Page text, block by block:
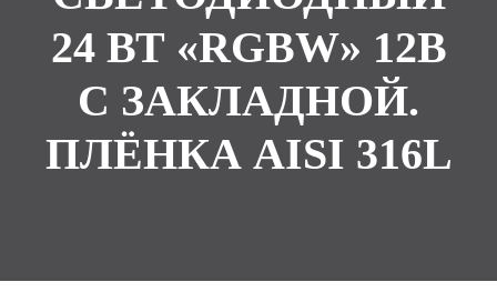
24 ВТ «RGBW» 12В
С ЗАКЛАДНОЙ.
ПЛЁНКА AISI 316L